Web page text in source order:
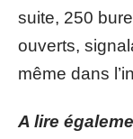
suite, 250
ouverts,
même dans
A lire